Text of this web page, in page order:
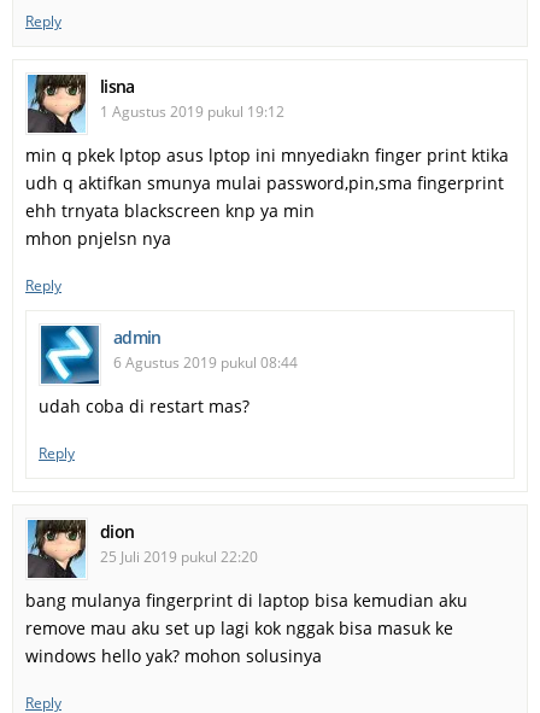
Reply
lisna
1 Agustus 2019 pukul 19:12
min q pkek lptop asus lptop ini mnyediakn finger print ktika
udh q aktifkan smunya mulai password,pin,sma fingerprint
ehh trnyata blackscreen knp ya min
mhon pnjelsn nya
Reply
admin
6 Agustus 2019 pukul 08:44
udah coba di restart mas?
Reply
dion
25 Juli 2019 pukul 22:20
bang mulanya fingerprint di laptop bisa kemudian aku
remove mau aku set up lagi kok nggak bisa masuk ke
windows hello yak? mohon solusinya
Reply